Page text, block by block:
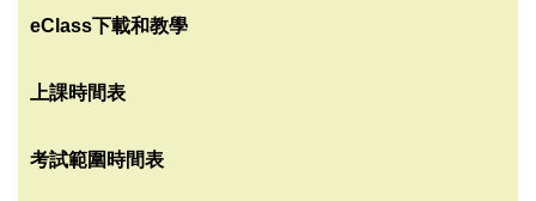
eClass下載和教學
上課時間表
考試範圍時間表